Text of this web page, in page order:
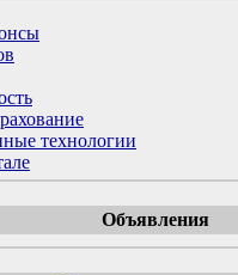
технологии
Объявления